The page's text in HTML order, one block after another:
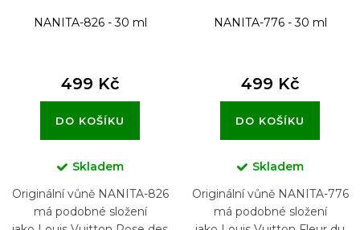
NANITA-826 - 30 ml
499 Kč
DO KOŠÍKU
Skladem
Originální vůně NANITA-826
má podobné složení
NANITA-776 - 30 ml
499 Kč
DO KOŠÍKU
Skladem
Originální vůně NANITA-776
má podobné složení